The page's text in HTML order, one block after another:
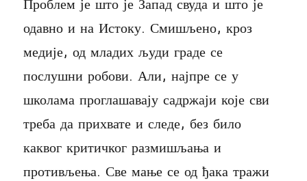
Проблем је што је Запад свуда и што је
одавно и на Истоку. Смишљено, кроз
медије, од младих људи граде се
послушни робови. Али, најпре се у
школама проглашавају садржаји које сви
треба да прихвате и следе, без било
каквог критичког размишљања и
противљења. Све мање се од ђака тражи